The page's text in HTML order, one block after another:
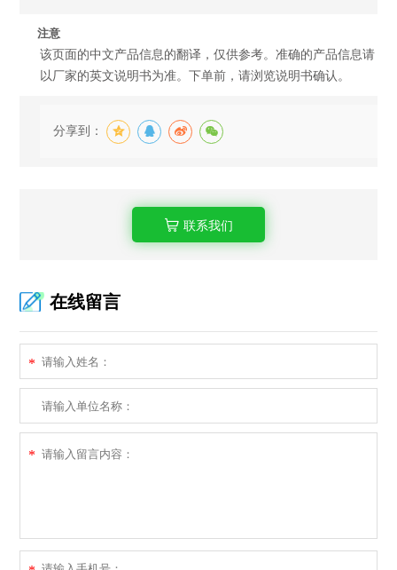
注意
该页面的中文产品信息的翻译，仅供参考。准确的产品信息请
以厂家的英文说明书为准。下单前，请浏览说明书确认。
分享到：
联系我们
在线留言
*
*